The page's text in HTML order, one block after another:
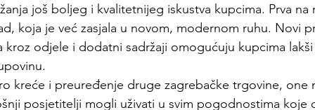
još boljeg i kvalitetnijeg iskustva kupcima. Prva
koja je već zasjala u novom, modernom ruhu. Novi
kroz odjele i dodatni sadržaji omogućuju kupcima
kreće i preuređenje druge zagrebačke trgovine, one
posjetitelji mogli uživati u svim pogodnostima koje